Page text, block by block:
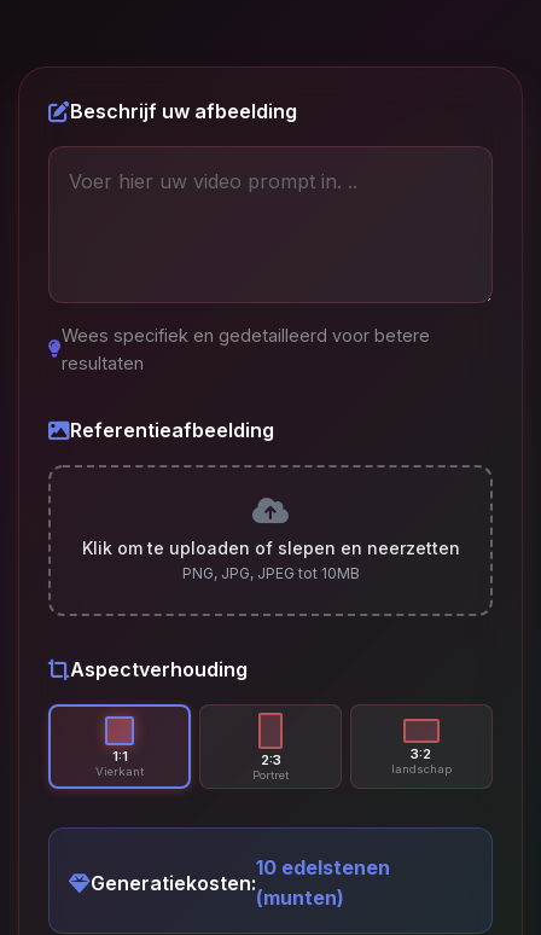
Beschrijf uw afbeelding
Wees specifiek en gedetailleerd voor betere
resultaten
Referentieafbeelding
Klik om te uploaden of slepen en neerzetten
PNG, JPG, JPEG tot 10MB
Aspectverhouding
1:1
Vierkant
2:3
Portret
3:2
landschap
Generatiekosten:
10 edelstenen
(munten)